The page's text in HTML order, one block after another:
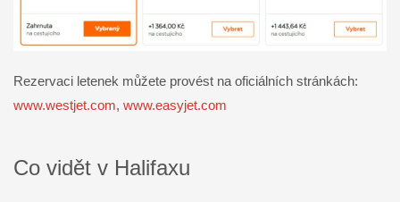
Rezervaci letenek můžete provést na oficiálních stránkách:
www.westjet.com, www.easyjet.com
Co vidět v Halifaxu